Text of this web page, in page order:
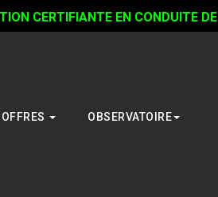
CERTIFIANTE EN CONDUITE DE
OFFRES OBSERVATOIRE